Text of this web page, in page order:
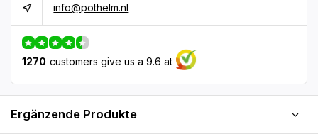
info@pothelm.nl
1270 customers give us a 9.6 at
Ergänzende Produkte